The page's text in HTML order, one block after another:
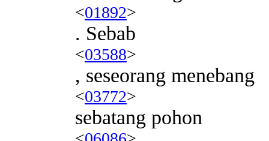
<01892>
. Sebab
<03588>
, seseorang menebang
<03772>
sebatang pohon